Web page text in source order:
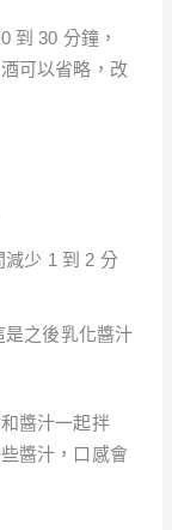
到 30 分鐘，
可以省略，改
少 1 到 2 分
之後乳化醬汁
醬汁一起拌
醬汁，口感會